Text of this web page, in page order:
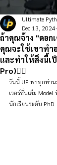
ถ้าคุณจ้าง "ดอก
คุณจะใช้เขาทำ
และทำให้สิ่งนี้เ
Pro)👇🏻
Ultimate
Dec 13, 2024
วันนี้ UP พาทุกท่าน
เวอร์ชั่นเต็ม
นักเรียนระดับ PhD